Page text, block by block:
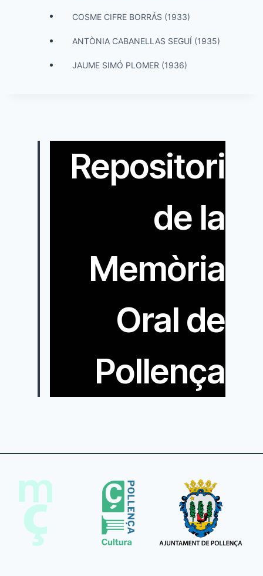
COSME CIFRE BORRÁS (1933)
ANTÒNIA CABANELLAS SEGUÍ (1935)
JAUME SIMÓ PLOMER (1936)
Repositori
de la
Memòria
Oral de
Pollença